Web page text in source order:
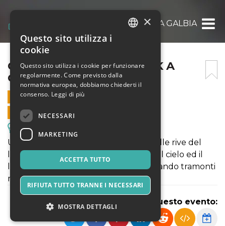
CAMPO DI ZUCCHE U-PICK A GALBIATE 24
CAMPO DI ZUCCHE U-PICK A
GALBIATE 24 SETTEMBRE
24 SETTEMBRE 2022 - 09:30
VENDITE ONLINE TERMINATE
Escursioni & Visite Guidate
Un divertentissimo pumpkin-patch sulle rive del
lago di Annone. A fine giornata anche il cielo ed il
lago i colorano di arancio e rosso regalando tramonti
mozzafiato.
Condividi questo evento:
×
Questo sito utilizza i
cookie
Questo sito utilizza i cookie per funzionare
regolarmente. Come previsto dalla
normativa europea, dobbiamo chiederti il
consenso. Leggi di più
NECESSARI
MARKETING
ACCETTA TUTTO
RIFIUTA TUTTO TRANNE I NECESSARI
MOSTRA DETTAGLI